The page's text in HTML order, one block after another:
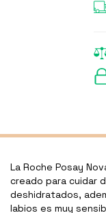
La Roche Posay
creado para cuidar
deshidratados,
labios es muy